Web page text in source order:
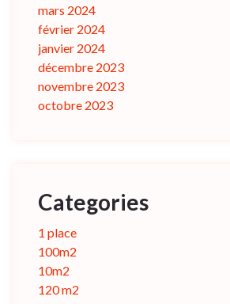
mars 2024
février 2024
janvier 2024
décembre 2023
novembre 2023
octobre 2023
Categories
1 place
100m2
10m2
120 m2